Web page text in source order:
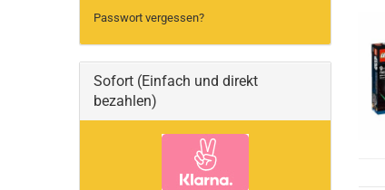
Passwort vergessen?
Sofort (Einfach und direkt
bezahlen)